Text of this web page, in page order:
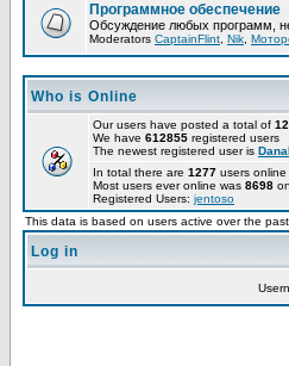
Программное обеспечение
Обсуждение любых программ,
Moderators CaptainFlint Nik
Who is Online
Our users have posted a total of
We have 612855 registered users
The newest registered user is
In total there are 1277 users
Most users ever online was 8698
Registered Users: jentoso
This data is based on users active over the
Log in